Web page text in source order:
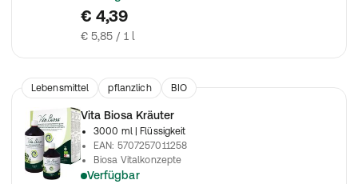
VITAGARTEN Aroniasaft
€ 4,39
€ 5,85 / 1 l
Lebensmittel pflanzlich BIO
Vita Biosa Kräuter
3000 ml
| Flüssigkeit
EAN: 5707257011258
Biosa Vitalkonzepte
Verfügbar